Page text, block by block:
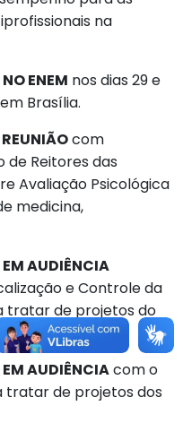
na
ENEM nos dias 29 e
Brasília.
com
de Reitores das
Avaliação Psicológica
medicina,
AUDIÊNCIA
e Controle da
tratar de projetos do
AUDIÊNCIAcom o
tratar de projetos dos